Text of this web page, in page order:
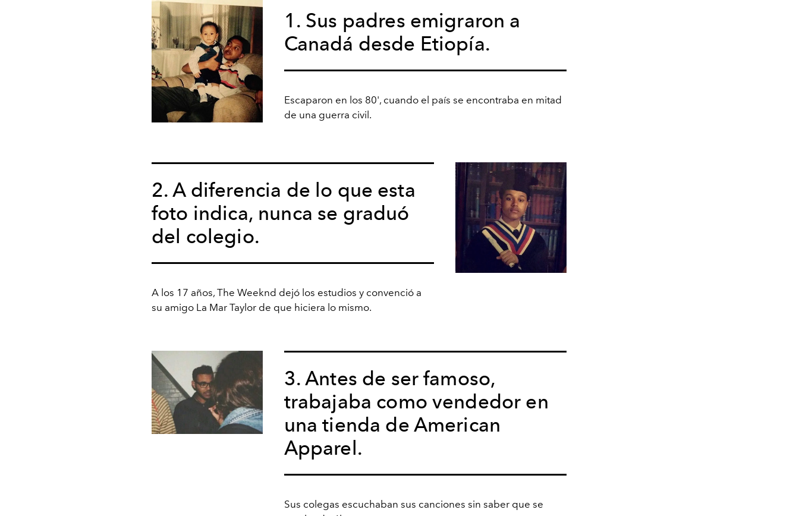
1. Sus padres emigraron a
Canadá desde Etiopía.
Escaparon en los 80', cuando el país se encontraba en mitad
de una guerra civil.
2. A diferencia de lo que esta
foto indica, nunca se graduó
del colegio.
A los 17 años, The Weeknd dejó los estudios y convenció a
su amigo La Mar Taylor de que hiciera lo mismo.
3. Antes de ser famoso,
trabajaba como vendedor en
una tienda de American
Apparel.
Sus colegas escuchaban sus canciones sin saber que se